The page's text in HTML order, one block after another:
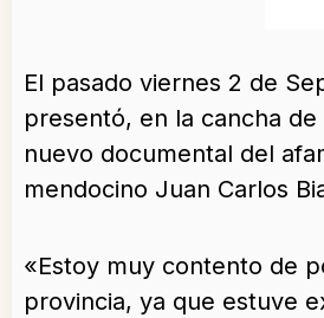
El pasado viernes 2 de
presentó, en la cancha
nuevo documental del
mendocino Juan Carlos
«Estoy muy contento de
provincia, ya que estuve